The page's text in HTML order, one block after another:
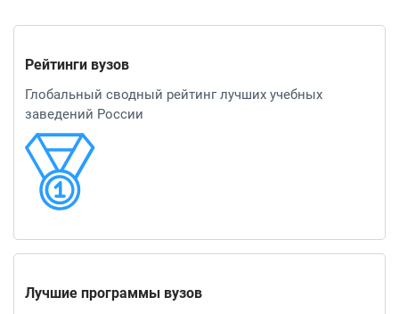
Рейтинги вузов
Глобальный сводный рейтинг лучших учебных
заведений России
Лучшие программы вузов